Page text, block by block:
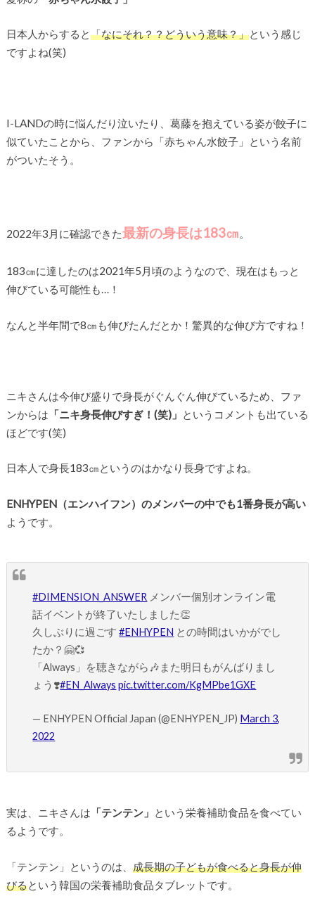
日本人からすると「なにそれ？？どういう意味？」という感じ
ですよね(笑)
I-LANDの時に悩んだり泣いたり、葛藤を抱えている姿が餃子に
似ていたことから、ファンから「赤ちゃん水餃子」という名前
がついたそう。
2022年3月に確認できた最新の身長は183㎝。
183㎝に達したのは2021年5月頃のようなので、現在はもっと
伸びている可能性も…！
なんと半年間で8㎝も伸びたんだとか！驚異的な伸び方ですね！
ニキさんは今伸び盛りで身長がぐんぐん伸びているため、ファ
ンからは 「ニキ身長伸びすぎ！(笑)」 というコメントも出ている
ほどです(笑)
日本人で身長183㎝というのはかなり長身ですよね。
ENHYPEN（エンハイフン）のメンバーの中でも1番身長が高い
ようです。
#DIMENSION_ANSWER メンバー個別オンライン電
話イベントが終了いたしました👏
久しぶりに過ごす#ENHYPEN との時間はいかがでし
たか？🤗💞
「Always」を聴きながら🎶また明日もがんばりまし
ょう❣️#EN_Always pic.twitter.com/KgMPbe1GXE
— ENHYPEN Official Japan (@ENHYPEN_JP) March 3,
2022
実は、ニキさんは 「テンテン」 という栄養補助食品を食べてい
るようです。
「テンテン」というのは、 成長期の子どもが食べると身長が伸
びるという韓国の栄養補助食品タブレットです。